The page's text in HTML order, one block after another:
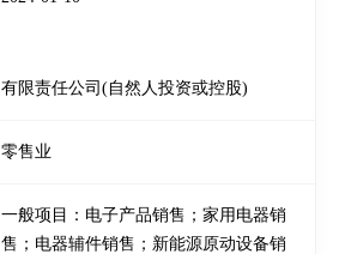
有限责任公司(自然人投资或控股)
零售业
一般项目：电子产品销售；家用电器销
售；电器辅件销售；新能源原动设备销